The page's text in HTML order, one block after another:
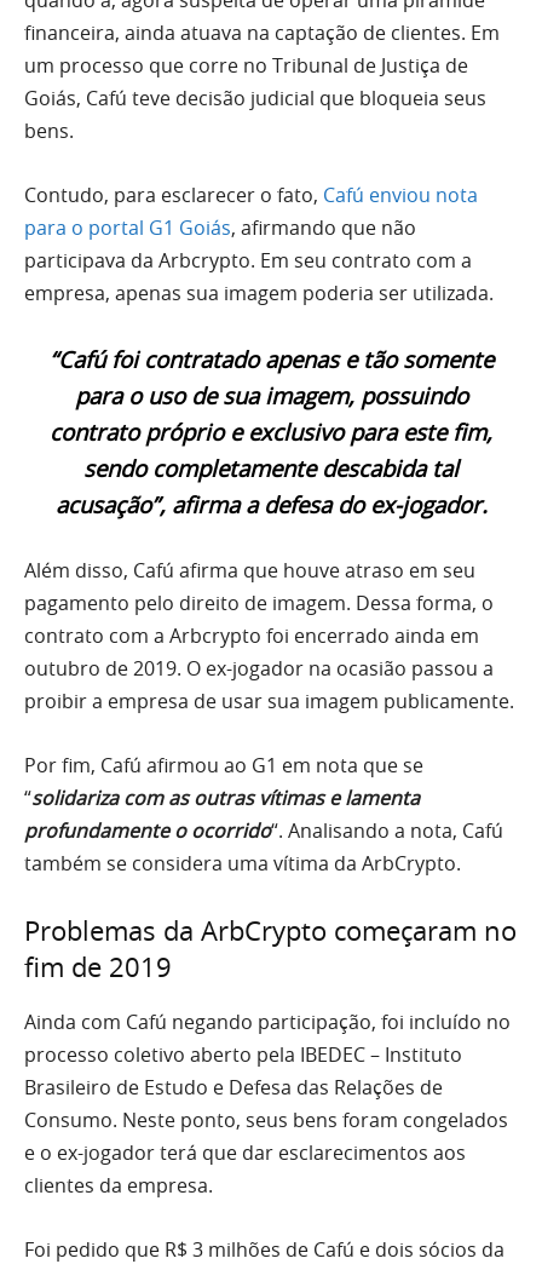
financeira, ainda atuava na captação de clientes. Em
um processo que corre no Tribunal de Justiça de
Goiás, Cafú teve decisão judicial que bloqueia seus
bens.
Contudo, para esclarecer o fato, Cafú enviou nota
para o portal G1 Goiás, afirmando que não
participava da Arbcrypto. Em seu contrato com a
empresa, apenas sua imagem poderia ser utilizada.
“Cafú foi contratado apenas e tão somente
para o uso de sua imagem, possuindo
contrato próprio e exclusivo para este fim,
sendo completamente descabida tal
acusação”, afirma a defesa do ex-jogador.
Além disso, Cafú afirma que houve atraso em seu
pagamento pelo direito de imagem. Dessa forma, o
contrato com a Arbcrypto foi encerrado ainda em
outubro de 2019. O ex-jogador na ocasião passou a
proibir a empresa de usar sua imagem publicamente.
Por fim, Cafú afirmou ao G1 em nota que se
“solidariza com as outras vítimas e lamenta
profundamente o ocorrido“. Analisando a nota, Cafú
também se considera uma vítima da ArbCrypto.
Problemas da ArbCrypto começaram no
fim de 2019
Ainda com Cafú negando participação, foi incluído no
processo coletivo aberto pela IBEDEC – Instituto
Brasileiro de Estudo e Defesa das Relações de
Consumo. Neste ponto, seus bens foram congelados
e o ex-jogador terá que dar esclarecimentos aos
clientes da empresa.
Foi pedido que R$ 3 milhões de Cafú e dois sócios da